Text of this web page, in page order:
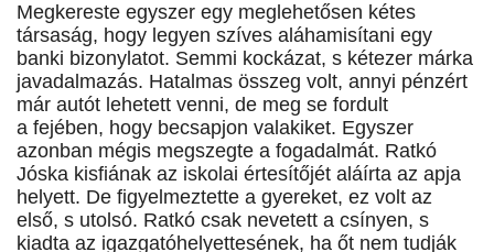
Megkereste egyszer egy meglehetősen kétes
társaság, hogy legyen szíves aláhamisítani egy
banki bizonylatot. Semmi kockázat, s kétezer márka
javadalmazás. Hatalmas összeg volt, annyi pénzért
már autót lehetett venni, de meg se fordult
a fejében, hogy becsapjon valakiket. Egyszer
azonban mégis megszegte a fogadalmát. Ratkó
Jóska kisfiának az iskolai értesítőjét aláírta az apja
helyett. De figyelmeztette a gyereket, ez volt az
első, s utolsó. Ratkó csak nevetett a csínyen, s
kiadta az igazgatóhelyettesének, ha őt nem tudják